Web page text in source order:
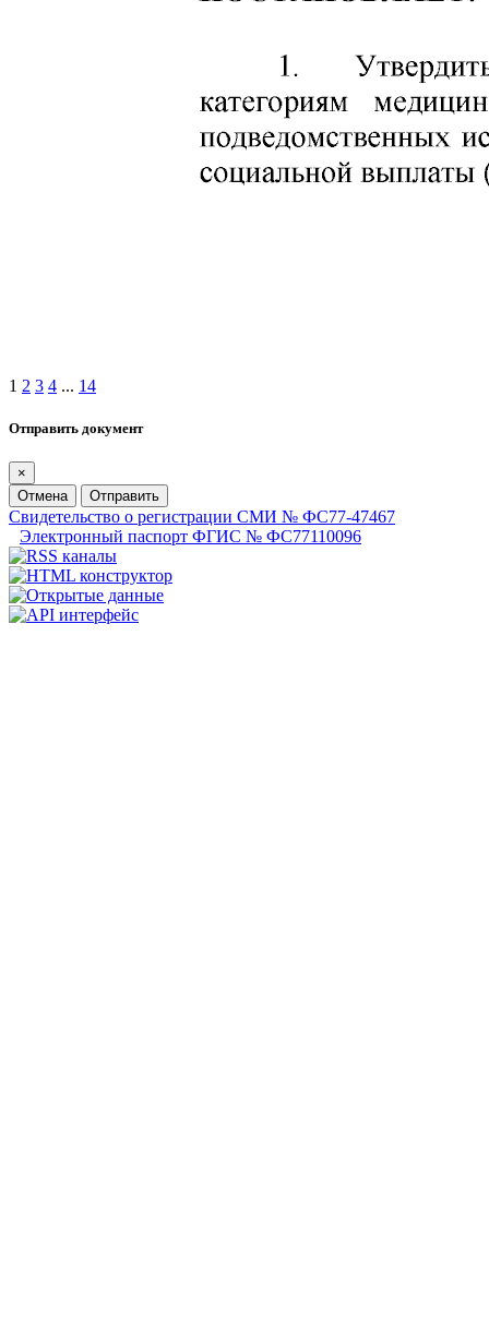
1 2 3 4 ... 14
Отправить документ
×
Отмена
Отправить
Свидетельство о регистрации СМИ № ФС77-47467
Электронный паспорт ФГИС № ФС77110096